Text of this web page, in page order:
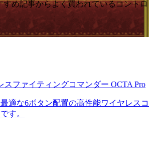
すめ記事からよく買われているコントロ
スファイティングコマンダー OCTA Pro
適な6ボタン配置の高性能ワイヤレスコ
す。